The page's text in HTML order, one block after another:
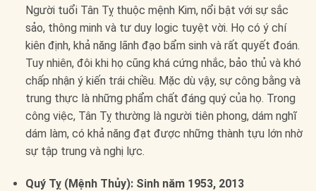
Người tuổi Tân Tỵ thuộc mệnh Kim, nổi bật với sự sắc
sảo, thông minh và tư duy logic tuyệt vời. Họ có ý chí
kiên định, khả năng lãnh đạo bẩm sinh và rất quyết đoán.
Tuy nhiên, đôi khi họ cũng khá cứng nhắc, bảo thủ và khó
chấp nhận ý kiến trái chiều. Mặc dù vậy, sự công bằng và
trung thực là những phẩm chất đáng quý của họ. Trong
công việc, Tân Tỵ thường là người tiên phong, dám nghĩ
dám làm, có khả năng đạt được những thành tựu lớn nhờ
sự tập trung và nghị lực.
Quý Tỵ (Mệnh Thủy): Sinh năm 1953, 2013